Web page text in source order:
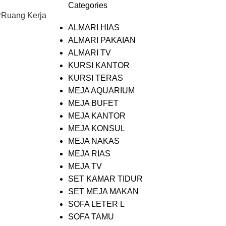
Ruang Kerja
Categories
ALMARI HIAS
ALMARI PAKAIAN
ALMARI TV
KURSI KANTOR
KURSI TERAS
MEJA AQUARIUM
MEJA BUFET
MEJA KANTOR
MEJA KONSUL
MEJA NAKAS
MEJA RIAS
MEJA TV
SET KAMAR TIDUR
SET MEJA MAKAN
SOFA LETER L
SOFA TAMU